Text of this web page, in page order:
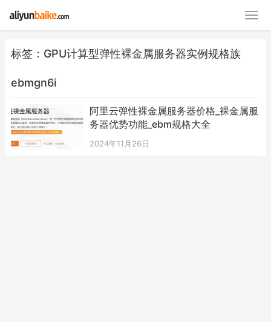
标签：GPU计算型弹性裸金属服务器实例规格族
ebmgn6i
阿里云弹性裸金属服务器价格_裸金属服
务器优势功能_ebm规格大全
2024年11月26日